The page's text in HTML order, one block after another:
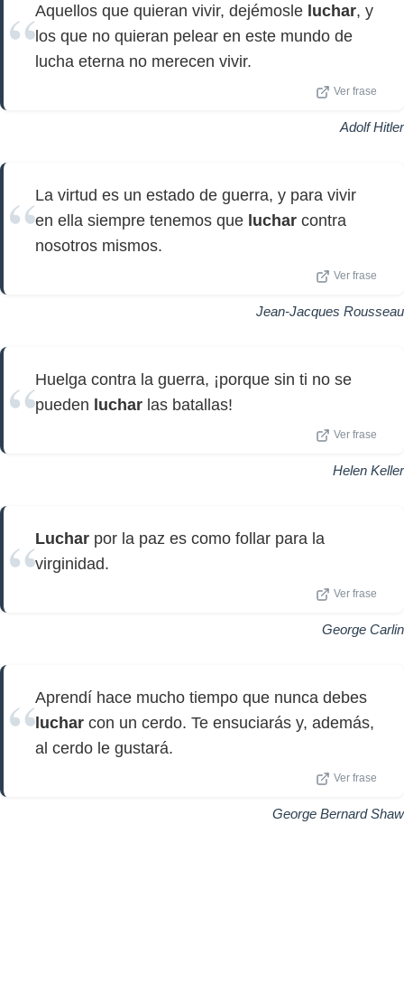
Aquellos que quieran vivir, dejémosle luchar, y
los que no quieran pelear en este mundo de
lucha eterna no merecen vivir.
Ver frase
Adolf Hitler
La virtud es un estado de guerra, y para vivir
en ella siempre tenemos que luchar contra
nosotros mismos.
Ver frase
Jean-Jacques Rousseau
Huelga contra la guerra, ¡porque sin ti no se
pueden luchar las batallas!
Ver frase
Helen Keller
Luchar por la paz es como follar para la
virginidad.
Ver frase
George Carlin
Aprendí hace mucho tiempo que nunca debes
luchar con un cerdo. Te ensuciarás y, además,
al cerdo le gustará.
Ver frase
George Bernard Shaw